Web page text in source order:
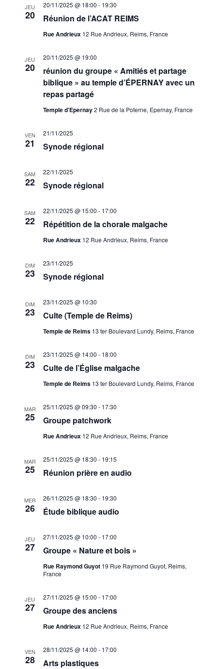
JEU
20 Réunion de l’ACAT REIMS
20/11/2025 @ 18:00 - 19:30
Rue Andrieux 12 Rue Andrieux, Reims, France
JEU
20
réunion du groupe « Amitiés et partage
biblique » au temple d’ÉPERNAY avec un
repas partagé
20/11/2025 @ 19:00
Temple d'Epernay2 Rue de la Poterne, Epernay, France
VEN
21 Synode régional
21/11/2025
SAM
22 Synode régional
22/11/2025
SAM
22 Répétition de la chorale malgache
22/11/2025 @ 15:00 - 17:00
Rue Andrieux 12 Rue Andrieux, Reims, France
DIM
23 Synode régional
23/11/2025
DIM
23 Culte (Temple de Reims)
23/11/2025 @ 10:30
Temple de Reims 13 ter Boulevard Lundy, Reims, France
DIM
23 Culte de l’Église malgache
23/11/2025 @ 14:00 - 18:00
Temple de Reims 13 ter Boulevard Lundy, Reims, France
MAR
25 Groupe patchwork
25/11/2025 @ 09:30 - 17:30
Rue Andrieux 12 Rue Andrieux, Reims, France
MAR
25 Réunion prière en audio
25/11/2025 @ 18:30 - 19:15
MER
26 Étude biblique audio
26/11/2025 @ 18:30 - 19:30
JEU
27 Groupe « Nature et bois »
27/11/2025 @ 10:00 - 17:00
Rue Raymond Guyot 19 Rue Raymond Guyot, Reims,
France
JEU
27 Groupe des anciens
27/11/2025 @ 15:00 - 17:00
Rue Andrieux 12 Rue Andrieux, Reims, France
VEN
28 Arts plastiques
28/11/2025 @ 14:00 - 17:00